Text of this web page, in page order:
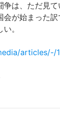
争は、ただ見
会が始まった
。
articles/-/